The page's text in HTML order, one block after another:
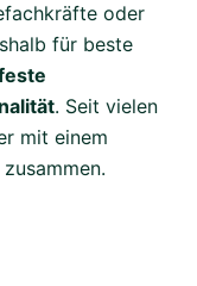
oder
für beste
. Seit vielen
mit einem